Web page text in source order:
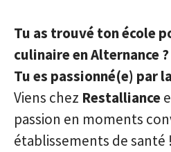
Tu as trouvé ton école
culinaire en Alternance ?
Tu es passionné(e) par
Viens chez Restalliance
passion en moments
établissements de santé !